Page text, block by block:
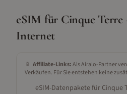
eSIM für Cinque Terre
Internet
📱 Affiliate-Links:Als Airalo-Partner
Verkäufen. Für Sie entstehen keine
eSIM-Datenpakete für Cinque